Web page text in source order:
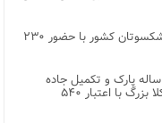
رقابت‌های کشتی آزاد پیشکسوتان کشور با حضور ۲۳۰
پایان پروژه نیمه‌تمام ۱۵ ساله پارک و تکمیل جاده
اصلی ۲ کیلومتری وسطی کلا بزرگ با اعتبار ۵۴۰